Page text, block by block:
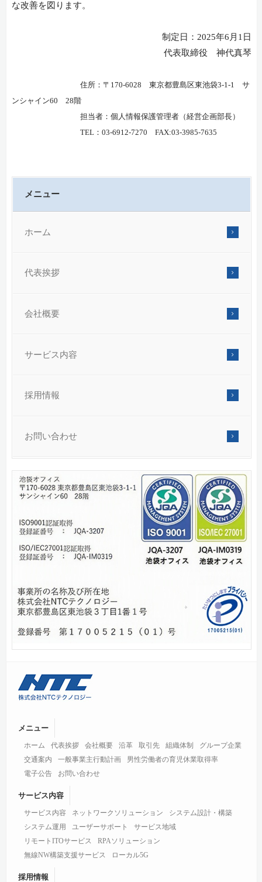
な改善を図ります。
制定日：2025年6月1日
代表取締役 神代真琴
住所：〒170-6028 東京都豊島区東池袋3-1-1 サ
ンシャイン60 28階
担当者：個人情報保護管理者（経営企画部長）
TEL：03-6912-7270 FAX:03-3985-7635
メニュー
ホーム
代表挨拶
会社概要
サービス内容
採用情報
お問い合わせ
メニュー
ホーム 代表挨拶 会社概要 沿革 取引先 組織体制
グループ企業
交通案内
一般事業主行動計画
男性労働者の育児休業取得率
電子公告
お問い合わせ
サービス内容
サービス内容 ネットワークソリューション
システム設計・構築
システム運用
ユーザーサポート
サービス地域
リモートITOサービス
RPAソリューション
無線NW構築支援サービス
ローカル5G
採用情報